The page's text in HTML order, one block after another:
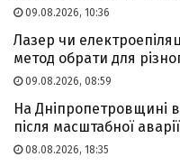
09.08.2026, 10:36
Лазер чи
метод обрати для
09.08.2026, 08:59
На Дніпропетровщині
після масштабної аварії
08.08.2026, 18:35